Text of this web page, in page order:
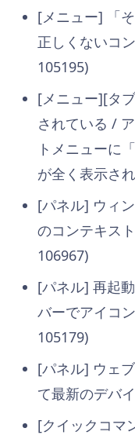
[メニュー] 「
正しくないコ
105195)
[メニュー][タ
されている /
トメニューに
が全く表示さ
[パネル] ウィ
のコンテキス
106967)
[パネル] 再起
バーでアイコ
105179)
[パネル] ウェ
て最新のデバ
[クイックコマ